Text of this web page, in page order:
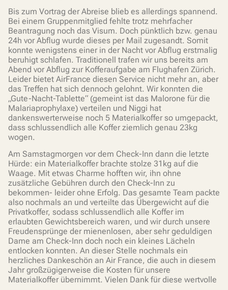
Bis zum Vortrag der Abreise blieb es allerdings spannend.
Bei einem Gruppenmitglied fehlte trotz mehrfacher
Beantragung noch das Visum. Doch pünktlich bzw. genau
24h vor Abflug wurde dieses per Mail zugesandt. Somit
konnte wenigstens einer in der Nacht vor Abflug erstmalig
beruhigt schlafen. Traditionell trafen wir uns bereits am
Abend vor Abflug zur Kofferaufgabe am Flughafen Zürich.
Leider bietet AirFrance diesen Service nicht mehr an, aber
das Treffen hat sich dennoch gelohnt. Wir konnten die
„Gute-Nacht-Tablette“ (gemeint ist das Malorone für die
Malariaprophylaxe) verteilen und Niggi hat
dankenswerterweise noch 5 Materialkoffer so umgepackt,
dass schlussendlich alle Koffer ziemlich genau 23kg
wogen.
Am Samstagmorgen vor dem Check-Inn dann die letzte
Hürde: ein Materialkoffer brachte stolze 31kg auf die
Waage. Mit etwas Charme hofften wir, ihn ohne
zusätzliche Gebühren durch den Check-Inn zu
bekommen- leider ohne Erfolg. Das gesamte Team packte
also nochmals an und verteilte das Übergewicht auf die
Privatkoffer, sodass schlussendlich alle Koffer im
erlaubten Gewichtsbereich waren, und wir durch unsere
Freudensprünge der mienenlosen, aber sehr geduldigen
Dame am Check-Inn doch noch ein kleines Lächeln
entlocken konnten. An dieser Stelle nochmals ein
herzliches Dankeschön an Air France, die auch in diesem
Jahr großzügigerweise die Kosten für unsere
Materialkoffer übernimmt. Vielen Dank für diese wertvolle